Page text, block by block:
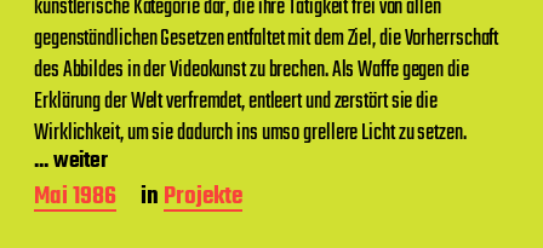
t
u
m
künstlerische Kategorie dar, die ihre Tätigkeit frei von allen
gegenständlichen Gesetzen entfaltet mit dem Ziel, die Vorherrschaft
des Abbildes in der Videokunst zu brechen. Als Waffe gegen die
Erklärung der Welt verfremdet, entleert und zerstört sie die
Wirklichkeit, um sie dadurch ins umso grellere Licht zu setzen.
... weiter
B
e
Mai 1986 inProjekte